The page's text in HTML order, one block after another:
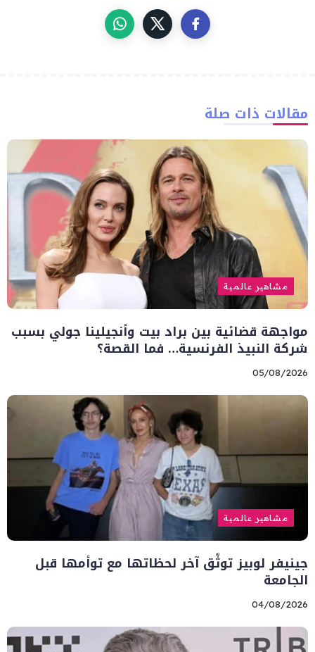
مقالات ذات صلة
مشاهير عالمية
مواجهة قضائية بين براد بيت وأنجيلينا جولي بسبب
شركة النبيذ الفرنسية… فما القصة؟
05/08/2026
مشاهير عالمية
جينيفر لوبيز توثّق آخر لحظاتها مع توأمها قبل
الجامعة
04/08/2026